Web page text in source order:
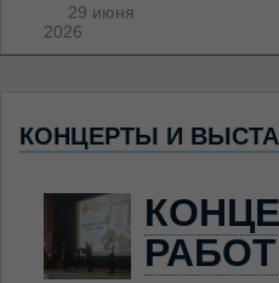
29 июня
2026
КОНЦЕРТЫ И